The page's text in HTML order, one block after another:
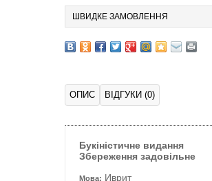
ШВИДКЕ ЗАМОВЛЕННЯ
ОПИС ВІДГУКИ (0)
Букіністичне видання
Збереження задовільне
Мова: Иврит